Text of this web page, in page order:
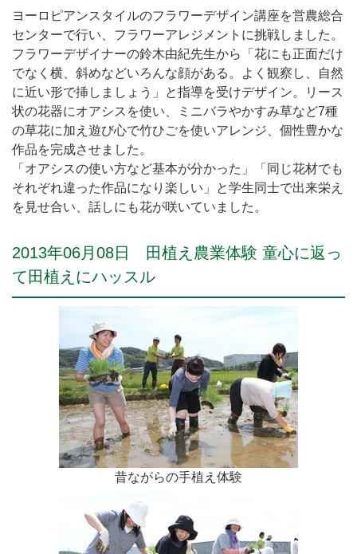
ヨーロピアンスタイルのフラワーデザイン講座を営農総合
センターで行い、フラワーアレジメントに挑戦しました。
フラワーデザイナーの鈴木由紀先生から「花にも正面だけ
でなく横、斜めなどいろんな顔がある。よく観察し、自然
に近い形で挿しましょう」と指導を受けデザイン。リース
状の花器にオアシスを使い、ミニバラやかすみ草など7種
の草花に加え遊び心で竹ひごを使いアレンジ、個性豊かな
作品を完成させました。
「オアシスの使い方など基本が分かった」「同じ花材でも
それぞれ違った作品になり楽しい」と学生同士で出来栄え
を見せ合い、話しにも花が咲いていました。
2013年06月08日 田植え農業体験 童心に返っ
て田植えにハッスル
昔ながらの手植え体験